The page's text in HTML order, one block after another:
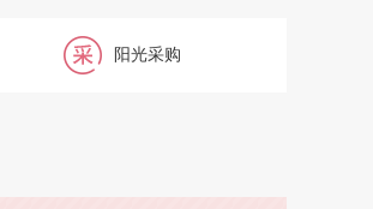
阳光采购